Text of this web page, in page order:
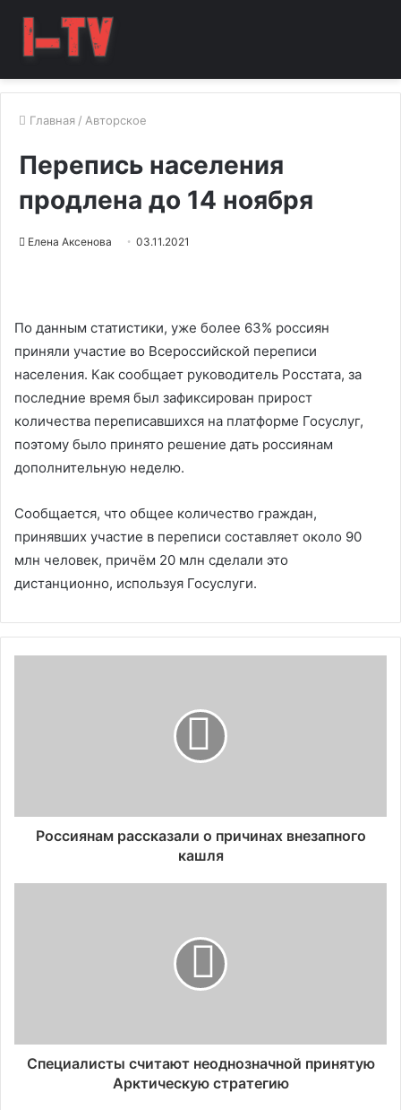
Главная / Авторское
Перепись населения
продлена до 14 ноября
Елена Аксенова 03.11.2021
По данным статистики, уже более 63% россиян
приняли участие во Всероссийской переписи
населения. Как сообщает руководитель Росстата, за
последние время был зафиксирован прирост
количества переписавшихся на платформе Госуслуг,
поэтому было принято решение дать россиянам
дополнительную неделю.
Сообщается, что общее количество граждан,
принявших участие в переписи составляет около 90
млн человек, причём 20 млн сделали это
дистанционно, используя Госуслуги.
Россиянам рассказали о причинах внезапного
кашля
Специалисты считают неоднозначной принятую
Арктическую стратегию